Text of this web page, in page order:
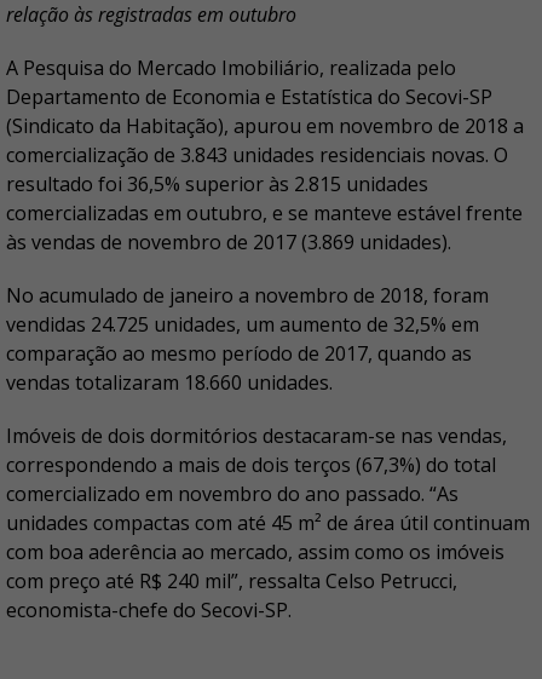
relação às registradas em outubro
A Pesquisa do Mercado Imobiliário, realizada pelo
Departamento de Economia e Estatística do Secovi-SP
(Sindicato da Habitação), apurou em novembro de 2018 a
comercialização de 3.843 unidades residenciais novas. O
resultado foi 36,5% superior às 2.815 unidades
comercializadas em outubro, e se manteve estável frente
às vendas de novembro de 2017 (3.869 unidades).
No acumulado de janeiro a novembro de 2018, foram
vendidas 24.725 unidades, um aumento de 32,5% em
comparação ao mesmo período de 2017, quando as
vendas totalizaram 18.660 unidades.
Imóveis de dois dormitórios destacaram-se nas vendas,
correspondendo a mais de dois terços (67,3%) do total
comercializado em novembro do ano passado. “As
unidades compactas com até 45 m² de área útil continuam
com boa aderência ao mercado, assim como os imóveis
com preço até R$ 240 mil”, ressalta Celso Petrucci,
economista-chefe do Secovi-SP.